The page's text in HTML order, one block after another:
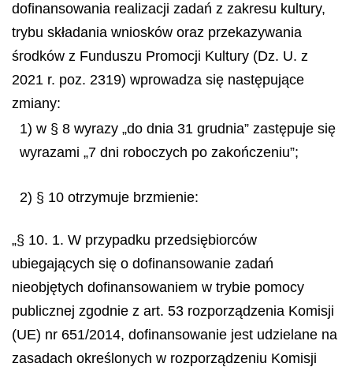
dofinansowania realizacji zadań z zakresu kultury,
trybu składania wniosków oraz przekazywania
środków z Funduszu Promocji Kultury (Dz. U. z
2021 r. poz. 2319) wprowadza się następujące
zmiany:
1) w § 8 wyrazy „do dnia 31 grudnia” zastępuje się
wyrazami „7 dni roboczych po zakończeniu”;
2) § 10 otrzymuje brzmienie:
„§ 10. 1. W przypadku przedsiębiorców
ubiegających się o dofinansowanie zadań
nieobjętych dofinansowaniem w trybie pomocy
publicznej zgodnie z art. 53 rozporządzenia Komisji
(UE) nr 651/2014, dofinansowanie jest udzielane na
zasadach określonych w rozporządzeniu Komisji